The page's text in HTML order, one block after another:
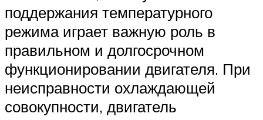
поддержания температурного
режима играет важную роль в
правильном и долгосрочном
функционировании двигателя. При
неисправности охлаждающей
совокупности, двигатель